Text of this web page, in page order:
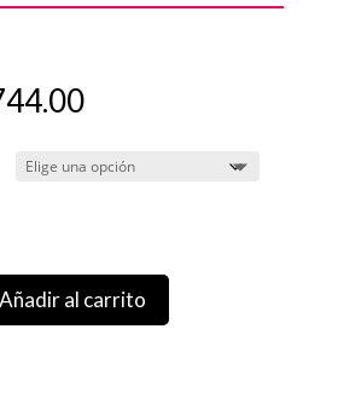
Rango
precios:
desde
$744.00
Añadir al carrito